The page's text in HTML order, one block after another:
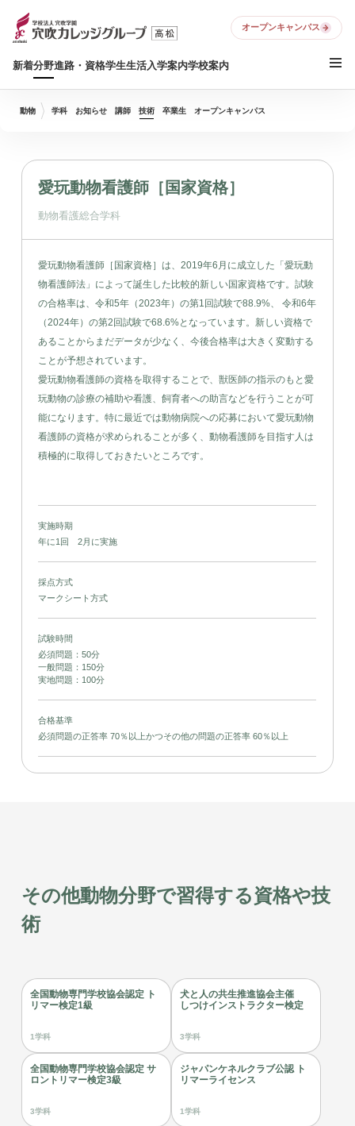
新着分野進路・資格学生生活入学案内学校案内
オープンキャンパス
動物 学科 お知らせ 講師 技術 卒業生 オープンキャンパス
愛玩動物看護師［国家資格］
動物看護総合学科
愛玩動物看護師［国家資格］は、2019年6月に成立した「愛玩動
物看護師法」によって誕生した比較的新しい国家資格です。試験
の合格率は、令和5年（2023年）の第1回試験で88.9%、 令和6年
（2024年）の第2回試験で68.6%となっています。新しい資格で
あることからまだデータが少なく、今後合格率は大きく変動する
ことが予想されています。
愛玩動物看護師の資格を取得することで、獣医師の指示のもと愛
玩動物の診療の補助や看護、飼育者への助言などを行うことが可
能になります。特に最近では動物病院への応募において愛玩動物
看護師の資格が求められることが多く、動物看護師を目指す人は
積極的に取得しておきたいところです。
実施時期
年に1回 2月に実施
採点方式
マークシート方式
試験時間
必須問題：50分
一般問題：150分
実地問題：100分
合格基準
必須問題の正答率 70％以上かつその他の問題の正答率 60％以上
その他動物分野で習得する資格や技
術
全国動物専門学校協会認定 ト
リマー検定1級
1学科
犬と人の共生推進協会主催
しつけインストラクター検定
3学科
全国動物専門学校協会認定 サ
ロントリマー検定3級
3学科
ジャパンケネルクラブ公認 ト
リマーライセンス
1学科